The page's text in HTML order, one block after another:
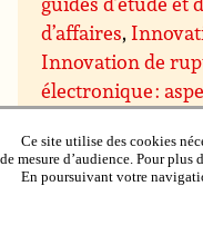
d’affaires,
Innovation de
électronique :
les affaires et
d’entreprise,
approches «
Ce site utilise des cookies
de mesure d’audience. Pour plus
En poursuivant votre